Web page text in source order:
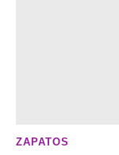
ZAPATOS